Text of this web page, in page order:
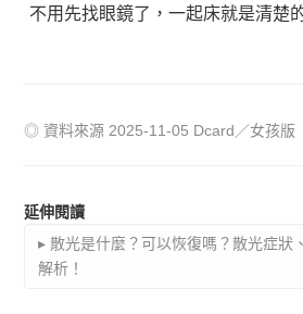
不用先找眼鏡了，一起床就是清楚
◎ 資料來源 2025-11-05 Dcard／女孩版
延伸閱讀
▸ 散光是什麼？可以恢復嗎？散光症狀
解析！